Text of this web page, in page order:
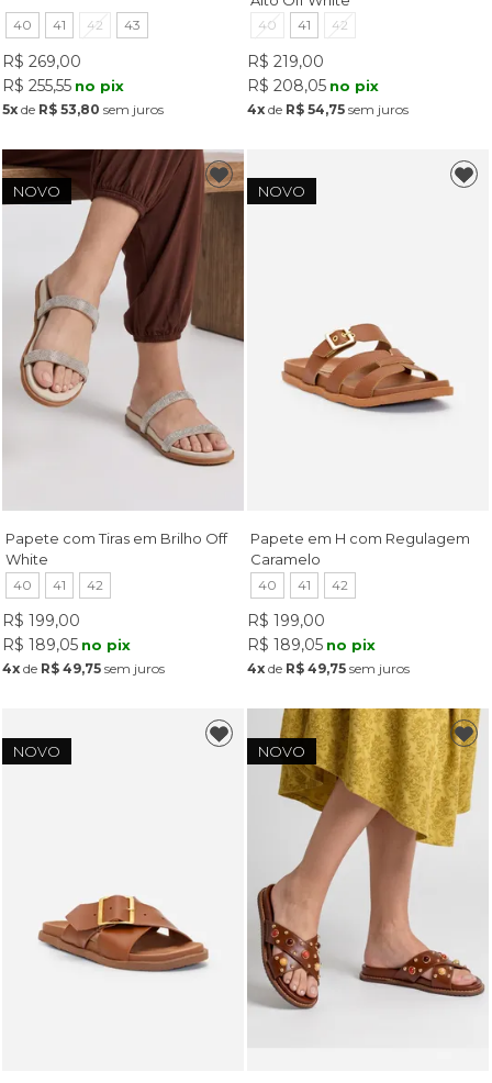
40 41 42 43
R$ 269,00
R$ 255,55 no pix
5xde R$ 53,80 sem juros
40 41 42
R$ 219,00
R$ 208,05 no pix
4x de R$ 54,75 sem juros
NOVO
Papete com Tiras em Brilho Off
White
40 41 42
R$ 199,00
R$ 189,05 no pix
4xde R$ 49,75sem juros
NOVO
Papete em H com Regulagem
Caramelo
40 41 42
R$ 199,00
R$ 189,05 no pix
4x de R$ 49,75 sem juros
NOVO NOVO